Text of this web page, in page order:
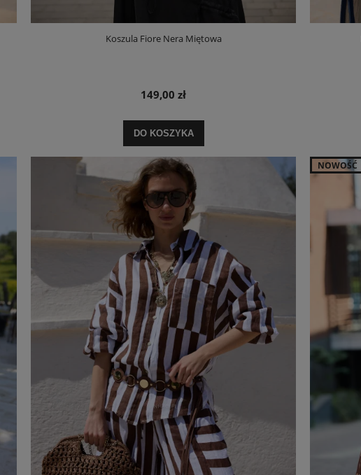
Koszula Fiore Nera Miętowa
149,00 zł
DO KOSZYKA
NOWOŚĆ